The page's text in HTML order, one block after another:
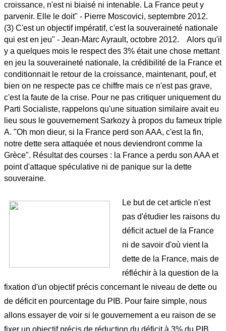
croissance, n'est ni biaisé ni intenable. La France peut y
parvenir. Elle le doit" - Pierre Moscovici, septembre 2012.
(3) C'est un objectif impératif, c'est la souveraineté nationale
qui est en jeu" - Jean-Marc Ayrault, octobre 2012. Alors qu'il
y a quelques mois le respect des 3% était une chose mettant
en jeu la souveraineté nationale, la crédibilité de la France et
conditionnait le retour de la croissance, maintenant, pouf, et
bien on ne respecte pas ce chiffre mais ce n'est pas grave,
c'est la faute de la crise. Pour ne pas critiquer uniquement du
Parti Socialiste, rappelons qu'une situation similaire avait eu
lieu sous le gouvernement Sarkozy à propos du fameux triple
A. "Oh mon dieur, si la France perd son AAA, c'est la fin,
notre dette sera attaquée et nous deviendront comme la
Grèce". Résultat des courses : la France a perdu son AAA et
point d'attaque spéculative ni de panique sur la dette
souveraine.
Le but de cet article n'est
pas d'étudier les raisons du
déficit actuel de la France
ni de savoir d'où vient la
dette de la France, mais de
réfléchir à la question de la
fixation d'un objectif précis concernant le niveau de dette ou
de déficit en pourcentage du PIB. Pour faire simple, nous
allons essayer de voir si le gouvernement a eu raison de se